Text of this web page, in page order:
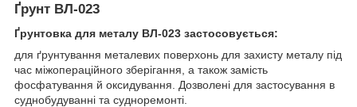
Ґрунт ВЛ-023
Ґрунтовка для металу ВЛ-023 застосовується:
для ґрунтування металевих поверхонь для захисту металу під
час міжопераційного зберігання, а також замість
фосфатування й оксидування. Дозволені для застосування в
суднобудуванні та судноремонті.